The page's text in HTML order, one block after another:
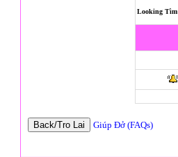
Looking Tìm
Giúp Đở (FAQs)